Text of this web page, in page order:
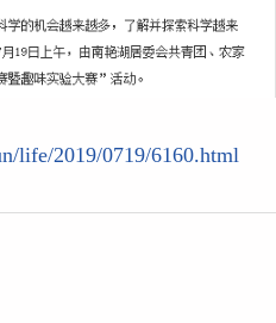
life/2019/0719/6160.html